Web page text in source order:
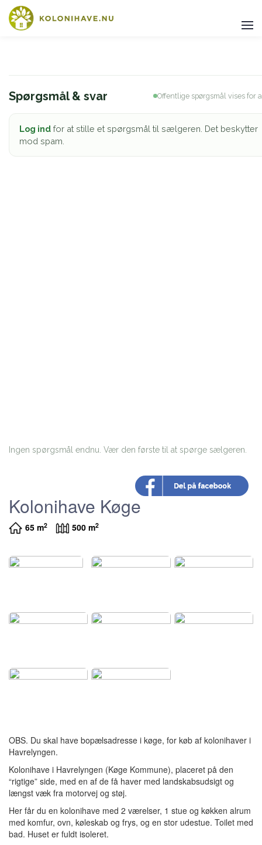
Kolonihave Køge
65 m2 500 m2
OBS. Du skal have bopælsadresse i køge, for køb af kolonihaver i
Havrelyngen.
Kolonihave i Havrelyngen (Køge Kommune), placeret på den
“rigtige” side, med en af de få haver med landskabsudsigt og
længst væk fra motorvej og støj.
Her får du en kolonihave med 2 værelser, 1 stue og køkken alrum
med komfur, ovn, køleskab og frys, og en stor udestue. Toilet med
bad. Huset er fuldt isoleret.
Spørgsmål & svar Offentlige spørgsmål vises for
Log ind for at stille et spørgsmål til sælgeren. Det beskytter
mod spam.
Ingen spørgsmål endnu. Vær den første til at spørge sælgeren.